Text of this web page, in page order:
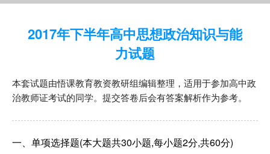
2017年下半年高中思想政治知识与能
力试题
本套试题由悟课教育教资教研组编辑整理，适用于参加高中政
治教师证考试的同学。提交答卷后会有答案解析作为参考。
一、单项选择题(本大题共30小题,每小题2分,共60分)